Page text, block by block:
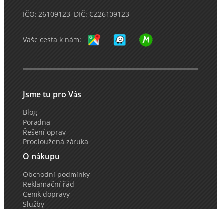
IČO: 26109123 DIČ: CZ26109123
Vaše cesta k nám:
Jsme tu pro Vás
Blog
Poradna
Řešení oprav
Prodloužená záruka
O nákupu
Obchodní podmínky
Reklamační řád
Ceník dopravy
Služby